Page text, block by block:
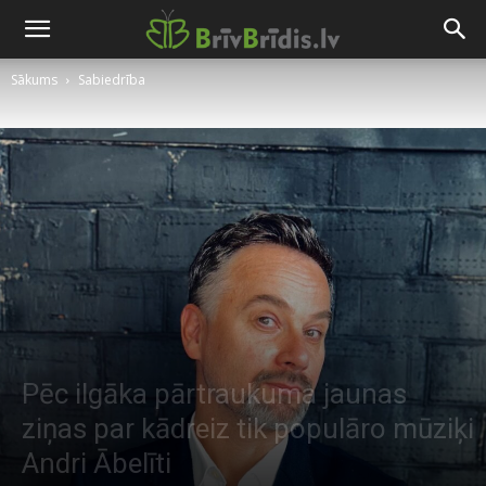
Sākums Sabiedrība
Pēc ilgāka pārtraukuma jaunas
ziņas par kādreiz tik populāro mūziķi
Andri Ābelīti